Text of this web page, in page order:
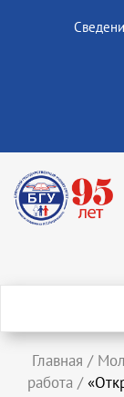
Главная /
работа /